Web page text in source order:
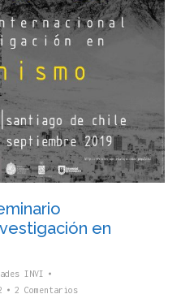
en
INVI
2 Comentarios